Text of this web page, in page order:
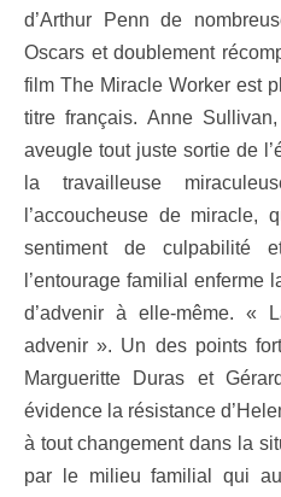
d’Arthur Penn de
Oscars et doublement
film The Miracle Worker est
titre français. Anne
aveugle tout juste sortie de
la travailleuse
l’accoucheuse de miracle,
sentiment de culpabilité
l’entourage familial
d’advenir à elle-même. «
advenir ». Un des points
Margueritte Duras et
évidence la résistance
à tout changement dans la
par le milieu familial qui